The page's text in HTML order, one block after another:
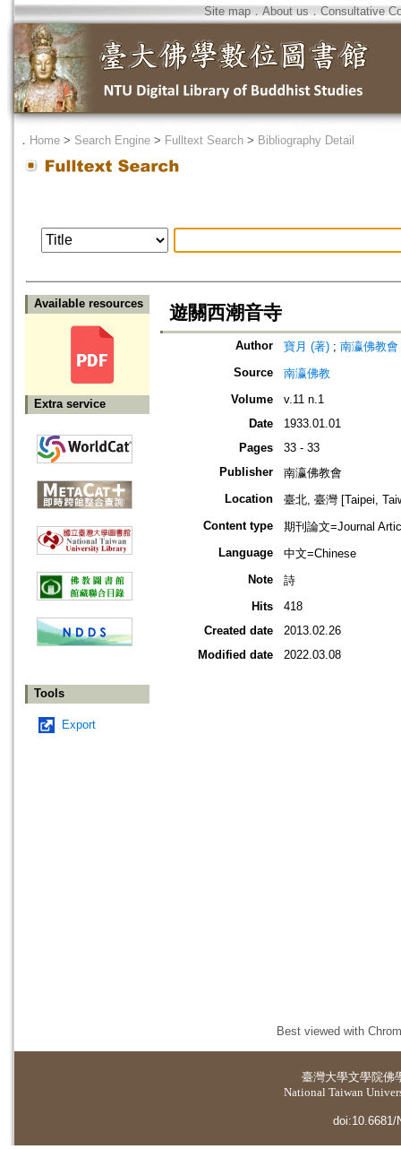
Site map．About us ． Consultative
． Home > Search Engine > Fulltext Search > Bibliography Detail
Available resources
Extra service
Tools
Export
遊關西潮音寺
Author 寶月 (著) ; 南瀛佛教
Source
南瀛佛教
Volume
v.11 n.1
Date
1933.01.01
Pages
33 - 33
Publisher
南瀛佛教會
Location
臺北, 臺灣 [Taipei,
Content type
期刊論文=Journal
Language
中文=Chinese
Note
詩
Hits
418
Created date
2013.02.26
Modified date
2022.03.08
Best viewed with
臺灣大學文學院佛
National Taiwan
doi:10.6681/